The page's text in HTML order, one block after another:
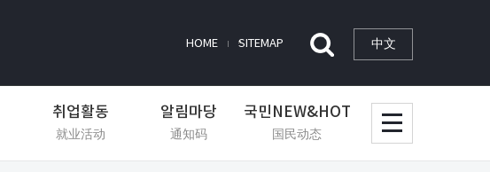
HOME SITEMAP 中文
취업활동
就业活动
알림마당
通知码
국민NEW&HOT
国民动态